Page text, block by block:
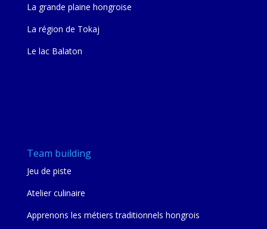
La grande plaine hongroise
La région de Tokaj
Le lac Balaton
Team building
Jeu de piste
Atelier culinaire
Apprenons les métiers traditionnels hongrois